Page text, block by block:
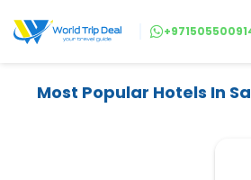
Most Popular Hotels In